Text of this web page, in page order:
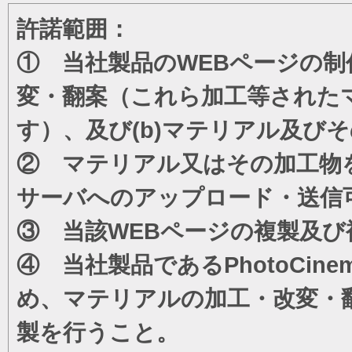
許諾範囲：
① 当社製品のWEBページの制
変・翻案（これら加工等され
す）、及び(b)マテリアル及び
② マテリアル又はその加工物
サーバへのアップロード・送信
③ 当該WEBページの複製及び
④ 当社製品である
め、マテリアルの加工・改変
製を行うこと。